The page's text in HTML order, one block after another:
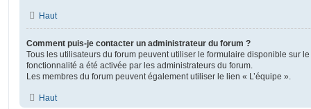
Haut
Comment puis-je contacter un administrateur du forum ?
Tous les utilisateurs du forum peuvent utiliser le formulaire disponible sur
fonctionnalité a été activée par les administrateurs du forum.
Les membres du forum peuvent également utiliser le lien « L’équipe ».
Haut